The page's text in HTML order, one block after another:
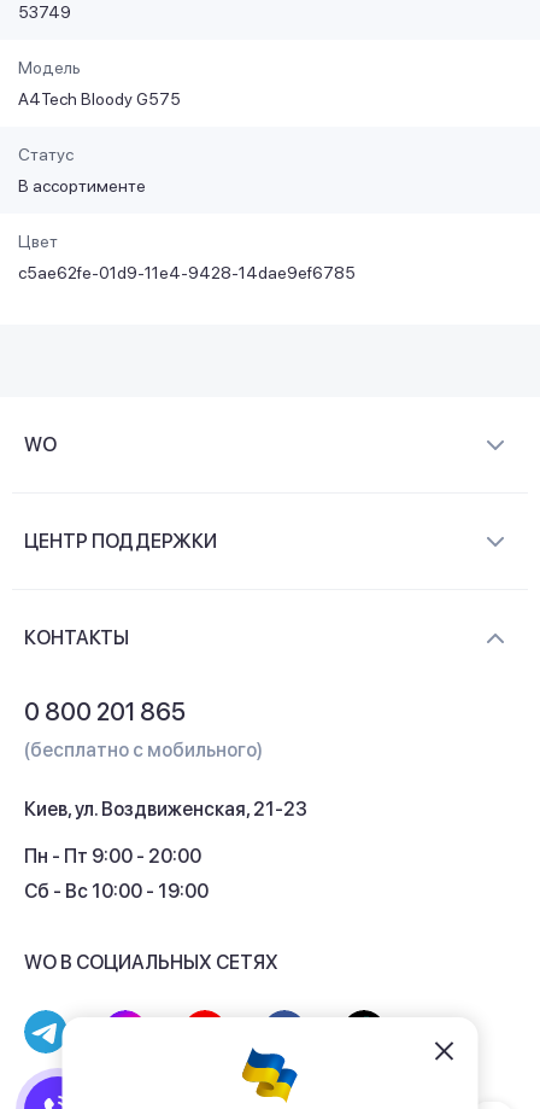
53749
Модель
A4Tech Bloody G575
Статус
В ассортименте
Цвет
c5ae62fe-01d9-11e4-9428-14dae9ef6785
WO
Контакты
ЦЕНТР ПОДДЕРЖКИ
Кэшбек
КОНТАКТЫ
0 800 201 865
(бесплатно с мобильного)
Киев, ул. Воздвиженская, 21-23
Пн - Пт 9:00 - 20:00
Сб - Вс 10:00 - 19:00
WO В СОЦИАЛЬНЫХ СЕТЯХ